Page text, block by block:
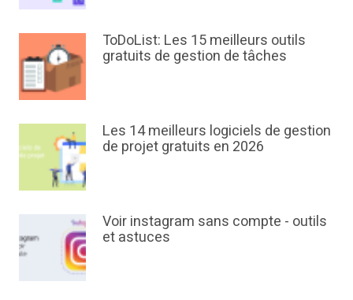
ToDoList: Les 15 meilleurs outils
gratuits de gestion de tâches
Les 14 meilleurs logiciels de gestion
de projet gratuits en 2026
Voir instagram sans compte - outils
et astuces